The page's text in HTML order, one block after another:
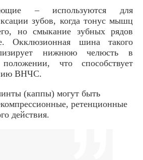
– используются для
зубов, когда тонус мышц
но смыкание зубных рядов
Окклюзионная шина такого
нижнюю челюсть в
что способствует
ВНЧС.
(каппы) могут быть
ретенционные
действия.